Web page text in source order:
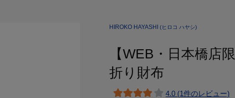
HIROKO HAYASHI (ヒロコ ハヤシ)
【WEB・日本橋店
折り財布
4.0 (1件のレビュー)